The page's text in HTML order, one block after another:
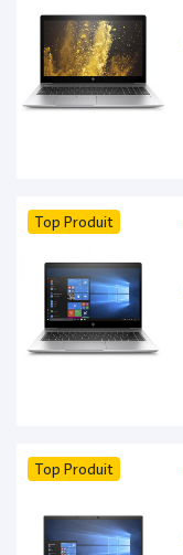
Top Produit
Top Produit